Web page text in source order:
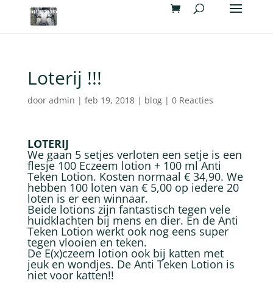
Loterij !!!
door admin | feb 19, 2018| blog| 0 Reacties
LOTERIJ
We gaan 5 setjes verloten een setje is een
flesje 100 Eczeem lotion + 100 ml Anti
Teken Lotion. Kosten normaal € 34,90. We
hebben 100 loten van € 5,00 op iedere 20
loten is er een winnaar.
Beide lotions zijn fantastisch tegen vele
huidklachten bij mens en dier. En de Anti
Teken Lotion werkt ook nog eens super
tegen vlooien en teken.
De E(x)czeem lotion ook bij katten met
jeuk en wondjes. De Anti Teken Lotion is
niet voor katten!!